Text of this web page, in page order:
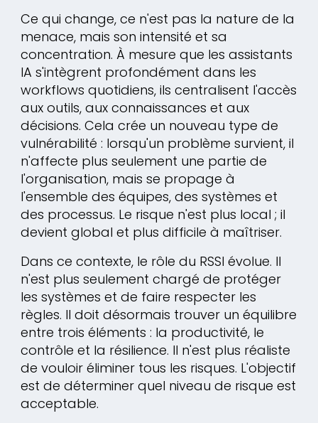
Ce qui change, ce n'est pas la nature de la
menace, mais son intensité et sa
concentration. À mesure que les assistants
IA s'intègrent profondément dans les
workflows quotidiens, ils centralisent l'accès
aux outils, aux connaissances et aux
décisions. Cela crée un nouveau type de
vulnérabilité : lorsqu'un problème survient, il
n'affecte plus seulement une partie de
l'organisation, mais se propage à
l'ensemble des équipes, des systèmes et
des processus. Le risque n'est plus local ; il
devient global et plus difficile à maîtriser.
Dans ce contexte, le rôle du RSSI évolue. Il
n'est plus seulement chargé de protéger
les systèmes et de faire respecter les
règles. Il doit désormais trouver un équilibre
entre trois éléments : la productivité, le
contrôle et la résilience. Il n'est plus réaliste
de vouloir éliminer tous les risques. L'objectif
est de déterminer quel niveau de risque est
acceptable.